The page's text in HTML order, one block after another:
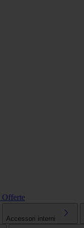
Offerte
Accessori interni